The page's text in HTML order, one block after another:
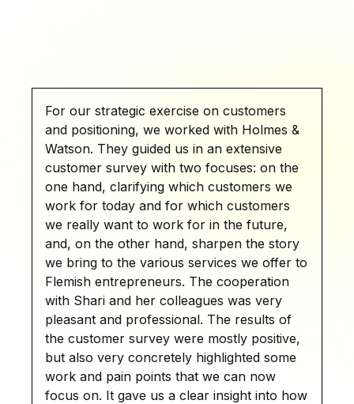
For our strategic exercise on customers
and positioning, we worked with Holmes &
Watson. They guided us in an extensive
customer survey with two focuses: on the
one hand, clarifying which customers we
work for today and for which customers
we really want to work for in the future,
and, on the other hand, sharpen the story
we bring to the various services we offer to
Flemish entrepreneurs. The cooperation
with Shari and her colleagues was very
pleasant and professional. The results of
the customer survey were mostly positive,
but also very concretely highlighted some
work and pain points that we can now
focus on. It gave us a clear insight into how